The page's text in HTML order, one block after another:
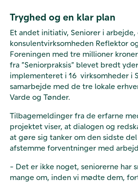
Tryghed og en klar plan
Et andet initiativ, Seniorer i arbejde,
konsulentvirksomheden Reflektor
Foreningen med tre millioner
fra ”Seniorpraksis” blevet bredt
implementeret i 16 virksomheder i
samarbejde med de tre lokale
Varde og Tønder.
Tilbagemeldinger fra de erfarne
projektet viser, at dialogen og
at gøre sig tanker om den sidste
afstemme forventninger med
- Det er ikke noget, seniorerne har
mange om, inden vi mødte dem,